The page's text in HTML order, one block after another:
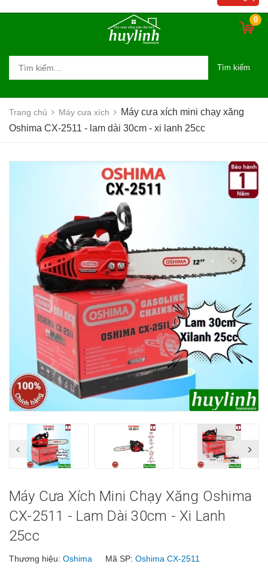
0
Tìm kiếm
Trang chủ Máy cưa xích
Máy cưa xích mini chạy xăng
Oshima CX-2511 - lam dài 30cm - xi lanh 25cc
Máy Cưa Xích Mini Chạy Xăng Oshima
CX-2511 - Lam Dài 30cm - Xi Lanh
25cc
Thương hiệu: Oshima Mã SP: Oshima CX-2511